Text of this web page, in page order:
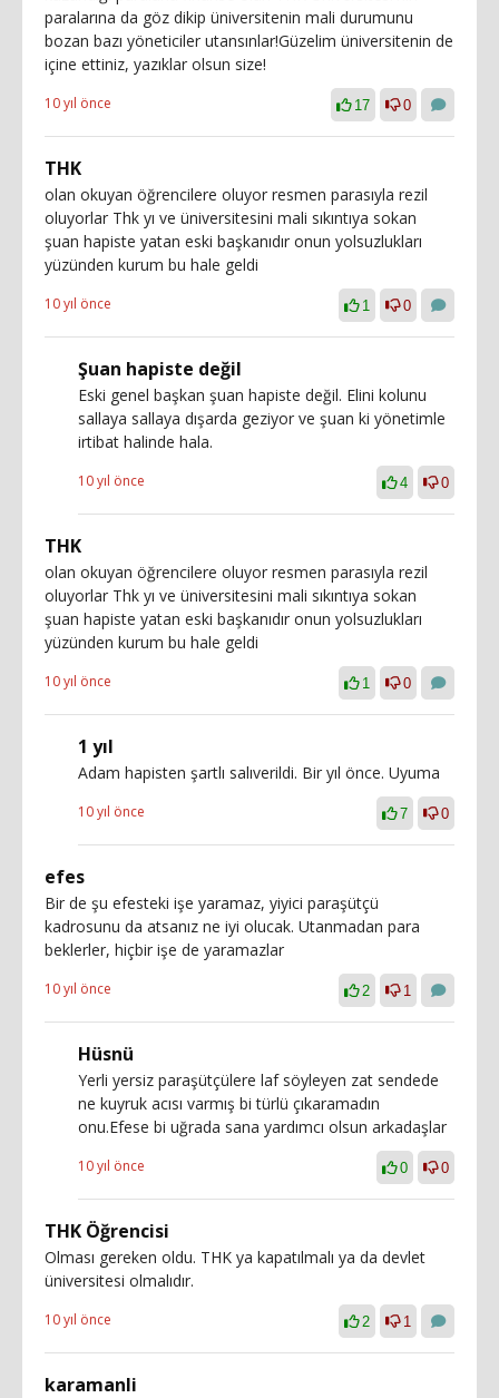
paralarına da göz dikip üniversitenin mali durumunu
bozan bazı yöneticiler utansınlar!Güzelim üniversitenin de
içine ettiniz, yazıklar olsun size!
10 yıl önce 17 0
THK
olan okuyan öğrencilere oluyor resmen parasıyla rezil
oluyorlar Thk yı ve üniversitesini mali sıkıntıya sokan
şuan hapiste yatan eski başkanıdır onun yolsuzlukları
yüzünden kurum bu hale geldi
10 yıl önce 1 0
Şuan hapiste değil
Eski genel başkan şuan hapiste değil. Elini kolunu
sallaya sallaya dışarda geziyor ve şuan ki yönetimle
irtibat halinde hala.
10 yıl önce 4 0
THK
olan okuyan öğrencilere oluyor resmen parasıyla rezil
oluyorlar Thk yı ve üniversitesini mali sıkıntıya sokan
şuan hapiste yatan eski başkanıdır onun yolsuzlukları
yüzünden kurum bu hale geldi
10 yıl önce 1 0
1 yıl
Adam hapisten şartlı salıverildi. Bir yıl önce. Uyuma
10 yıl önce 7 0
efes
Bir de şu efesteki işe yaramaz, yiyici paraşütçü
kadrosunu da atsanız ne iyi olucak. Utanmadan para
beklerler, hiçbir işe de yaramazlar
10 yıl önce 2 1
Hüsnü
Yerli yersiz paraşütçülere laf söyleyen zat sendede
ne kuyruk acısı varmış bi türlü çıkaramadın
onu.Efese bi uğrada sana yardımcı olsun arkadaşlar
10 yıl önce 0 0
THK Öğrencisi
Olması gereken oldu. THK ya kapatılmalı ya da devlet
üniversitesi olmalıdır.
10 yıl önce 2 1
karamanli